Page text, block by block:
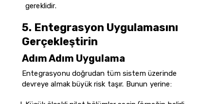
gereklidir.
5. Entegrasyon Uygulamasını
Gerçekleştirin
Adım Adım Uygulama
Entegrasyonu doğrudan tüm sistem üzerinde
devreye almak büyük risk taşır. Bunun yerine: